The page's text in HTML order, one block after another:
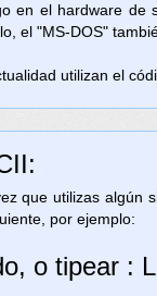
en el hardware
el "MS-DOS"
utilizan el
que utilizas
por ejemplo:
o tipear :